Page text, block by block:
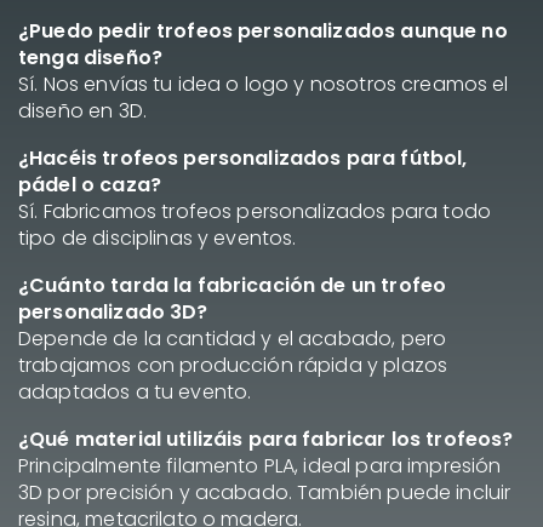
¿Puedo pedir trofeos personalizados aunque no
tenga diseño?
Sí. Nos envías tu idea o logo y nosotros creamos el
diseño en 3D.
¿Hacéis trofeos personalizados para fútbol,
pádel o caza?
Sí. Fabricamos trofeos personalizados para todo
tipo de disciplinas y eventos.
¿Cuánto tarda la fabricación de un trofeo
personalizado 3D?
Depende de la cantidad y el acabado, pero
trabajamos con producción rápida y plazos
adaptados a tu evento.
¿Qué material utilizáis para fabricar los trofeos?
Principalmente filamento PLA, ideal para impresión
3D por precisión y acabado. También puede incluir
resina, metacrilato o madera.